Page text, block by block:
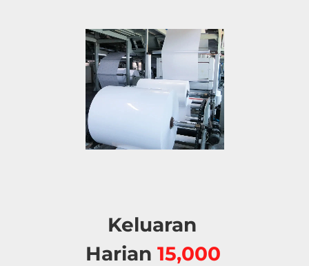
Keluaran
Harian